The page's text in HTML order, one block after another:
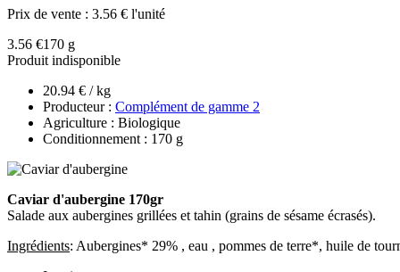
Prix de vente : 3.56 € l'unité
3.56 €170 g
Produit indisponible
20.94 € / kg
Producteur : Complément de gamme 2
Agriculture : Biologique
Conditionnement : 170 g
Caviar d'aubergine 170gr
Salade aux aubergines grillées et tahin (grains de sésame écrasés).
Ingrédients: Aubergines* 29% , eau , pommes de terre*, huile de